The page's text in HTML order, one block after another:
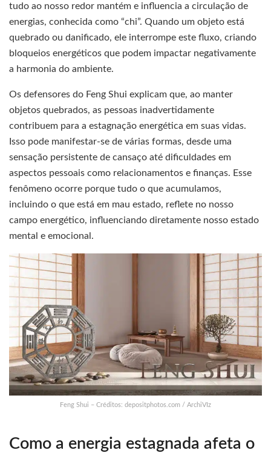
tudo ao nosso redor mantém e influencia a circulação de
energias, conhecida como “chi”. Quando um objeto está
quebrado ou danificado, ele interrompe este fluxo, criando
bloqueios energéticos que podem impactar negativamente
a harmonia do ambiente.
Os defensores do Feng Shui explicam que, ao manter
objetos quebrados, as pessoas inadvertidamente
contribuem para a estagnação energética em suas vidas.
Isso pode manifestar-se de várias formas, desde uma
sensação persistente de cansaço até dificuldades em
aspectos pessoais como relacionamentos e finanças. Esse
fenômeno ocorre porque tudo o que acumulamos,
incluindo o que está em mau estado, reflete no nosso
campo energético, influenciando diretamente nosso estado
mental e emocional.
Feng Shui – Créditos: depositphotos.com / ArchiVIz
Como a energia estagnada afeta o